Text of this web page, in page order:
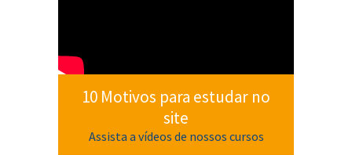
10 Motivos para estudar no
site
Assista a vídeos de nossos cursos